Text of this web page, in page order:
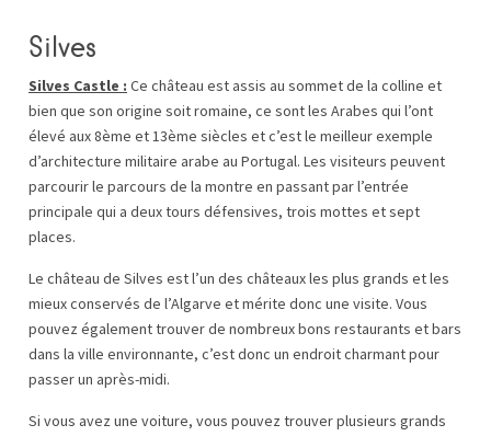
Silves
Silves Castle : Ce château est assis au sommet de la colline et
bien que son origine soit romaine, ce sont les Arabes qui l’ont
élevé aux 8ème et 13ème siècles et c’est le meilleur exemple
d’architecture militaire arabe au Portugal. Les visiteurs peuvent
parcourir le parcours de la montre en passant par l’entrée
principale qui a deux tours défensives, trois mottes et sept
places.
Le château de Silves est l’un des châteaux les plus grands et les
mieux conservés de l’Algarve et mérite donc une visite. Vous
pouvez également trouver de nombreux bons restaurants et bars
dans la ville environnante, c’est donc un endroit charmant pour
passer un après-midi.
Si vous avez une voiture, vous pouvez trouver plusieurs grands